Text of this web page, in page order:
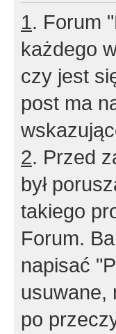
1. Forum
każdego
czy jest
post ma
2. Przed
był
takiego
Forum.
napisać
usuwane,
po